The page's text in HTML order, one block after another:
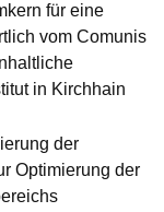
für eine
vom Comunis
in Kirchhain
der
Optimierung der